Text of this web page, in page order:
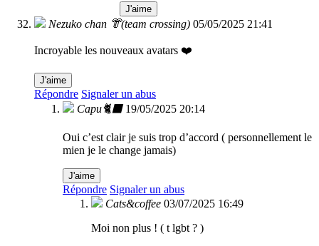
J'aime
Nezuko chan 👘(team crossing) 05/05/2025 21:41
Incroyable les nouveaux avatars ❤️
J'aime
Répondre Signaler un abus
Capu🐈‍⬛ 19/05/2025 20:14
Oui c’est clair je suis trop d’accord ( personnellement le
mien je le change jamais)
J'aime
Répondre Signaler un abus
Cats&coffee 03/07/2025 16:49
Moi non plus ! ( t lgbt ? )